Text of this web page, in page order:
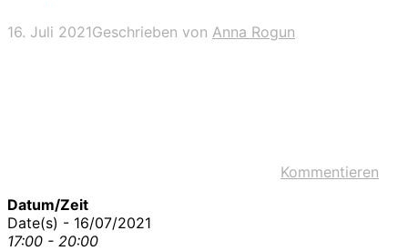
16. Juli 2021Geschrieben von Anna Rogun
Kommentieren
Datum/Zeit
Date(s) - 16/07/2021
17:00 - 20:00